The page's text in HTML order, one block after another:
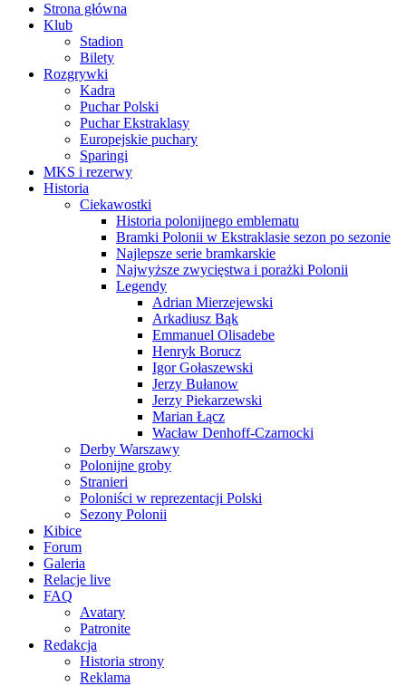
Strona główna
Klub
Stadion
Bilety
Rozgrywki
Kadra
Puchar Polski
Puchar Ekstraklasy
Europejskie puchary
Sparingi
MKS i rezerwy
Historia
Ciekawostki
Historia polonijnego emblematu
Bramki Polonii w Ekstraklasie sezon po sezonie
Najlepsze serie bramkarskie
Najwyższe zwycięstwa i porażki Polonii
Legendy
Adrian Mierzejewski
Arkadiusz Bąk
Emmanuel Olisadebe
Henryk Borucz
Igor Gołaszewski
Jerzy Bułanow
Jerzy Piekarzewski
Marian Łącz
Wacław Denhoff-Czarnocki
Derby Warszawy
Polonijne groby
Stranieri
Poloniści w reprezentacji Polski
Sezony Polonii
Kibice
Forum
Galeria
Relacje live
FAQ
Avatary
Patronite
Redakcja
Historia strony
Reklama